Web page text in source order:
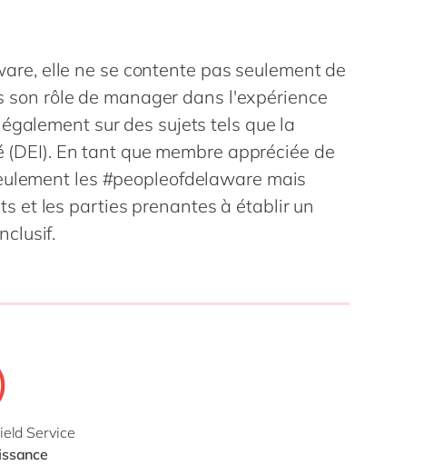
Netherlands
nl
en
Philippines
Singapore
en
Switzerland
UK & Ireland
elle ne se contente pas seulement de
rôle de manager dans l'expérience
sur des sujets tels que la
En tant que membre appréciée de
les #peopleofdelaware mais
et les parties prenantes à établir un
Service